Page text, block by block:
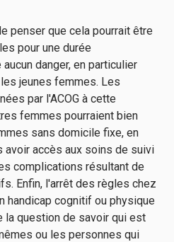
penser que cela pourrait être
pour une durée
danger, en particulier
jeunes femmes. Les
par l'ACOG à cette
femmes pourraient bien
sans domicile fixe, en
avoir accès aux soins de suivi
complications résultant de
Enfin, l'arrêt des règles chez
handicap cognitif ou physique
la question de savoir qui est
ou les personnes qui